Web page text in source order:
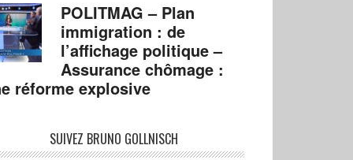
POLITMAG – Plan
immigration : de
l’affichage politique –
Assurance chômage :
réforme explosive
SUIVEZ BRUNO GOLLNISCH